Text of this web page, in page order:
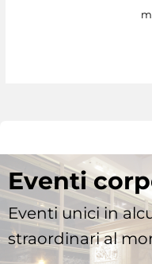
Eventi
Eventi unici in
straordinari al